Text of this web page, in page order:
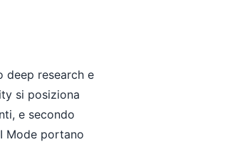
deep research e
si posiziona
e secondo
Mode portano